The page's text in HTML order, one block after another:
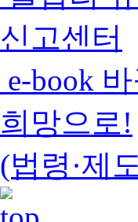
신고센터
e-book
희망으로!
(법령·제